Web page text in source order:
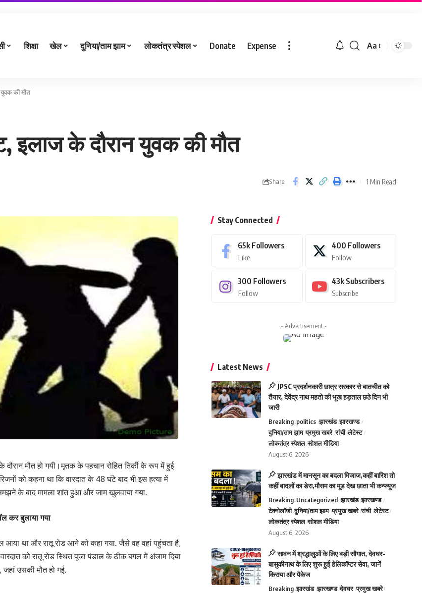
शिक्षा खेल दुनिया/ताम झाम लोकतंत्र स्पेशल Donate Expense Aa
युवक की मौत
इलाज के दौरान युवक की मौत
Share 1 Min Read
दौरान मौत हो गयी।मृतक के पहचान रोहित तिर्की के रूप में हुई
को कहना था कि वारदात के 48 घंटे बाद भी इस हत्या में
के बाद मामला शांत हुआ और जाम खुलवाया गया.
कर बुलाया गया
था और रातू रोड आने को कहा गया. जैसे वह वहां पहुंचता है,
को रातू रोड स्थित पूजा पंडाल के ठीक बगल में अंजाम दिया
जहां उसकी मौत हो गई.
Stay Connected
65k Followers
Like
400 Followers
Follow
300 Followers
Follow
43k Subscribers
Subscribe
- Advertisement -
Latest News
JPSC प्रदर्शनकारी छात्र सरकार से बातचीत को
तैयार, देवेंद्र नाथ महतो की भूख हड़ताल छठे दिन भी
जारी
Breaking politics झारखंड झारखण्ड
दुनिया/ताम झाम प्रमुख खबरे रांची लेटेस्ट
लोकतंत्र स्पेशल सोशल मीडिया
August 6, 2026
झारखंड में मानसून का बदला मिजाज,कहीं बारिश तो
कहीं बादलों का डेरा,मौसम का मूड देख छाता भी कन्फ्यूज
Breaking Uncategorized झारखंड झारखण्ड
टेक्नोलॉजी दुनिया/ताम झाम प्रमुख खबरे रांची लेटेस्ट
लोकतंत्र स्पेशल सोशल मीडिया
August 6, 2026
सावन में श्रद्धालुओं के लिए बड़ी सौगात, देवघर-
बासुकीनाथ के लिए शुरू हुई हेलिकॉप्टर सेवा, जानें
किराया और पैकेज
Breaking झारखंड झारखण्ड देवघर प्रमुख खबरे